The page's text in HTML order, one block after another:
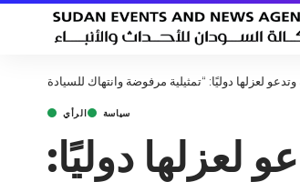
الرأي سياسة
لعزلها دوليًا: